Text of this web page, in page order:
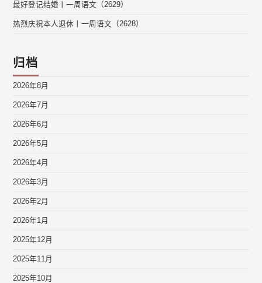
最好登记结婚丨一周语文（2629）
热烈庆祝本人退休丨一周语文（2628）
归档
2026年8月
2026年7月
2026年6月
2026年5月
2026年4月
2026年3月
2026年2月
2026年1月
2025年12月
2025年11月
2025年10月